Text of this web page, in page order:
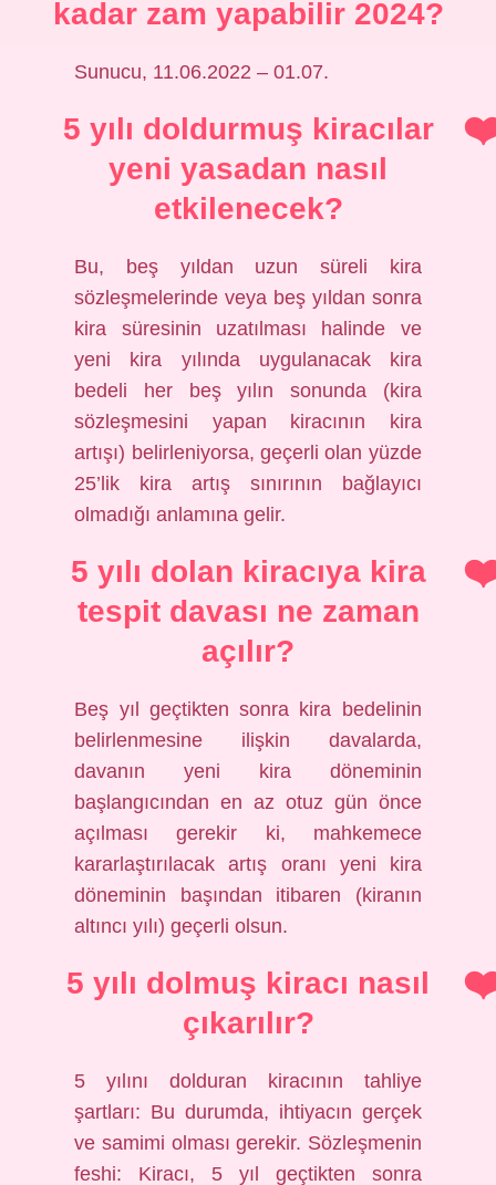
kadar zam yapabilir 2024?
Sunucu, 11.06.2022 – 01.07.
5 yılı doldurmuş kiracılar
yeni yasadan nasıl
etkilenecek?
Bu, beş yıldan uzun süreli kira
sözleşmelerinde veya beş yıldan sonra
kira süresinin uzatılması halinde ve
yeni kira yılında uygulanacak kira
bedeli her beş yılın sonunda (kira
sözleşmesini yapan kiracının kira
artışı) belirleniyorsa, geçerli olan yüzde
25’lik kira artış sınırının bağlayıcı
olmadığı anlamına gelir.
5 yılı dolan kiracıya kira
tespit davası ne zaman
açılır?
Beş yıl geçtikten sonra kira bedelinin
belirlenmesine ilişkin davalarda,
davanın yeni kira döneminin
başlangıcından en az otuz gün önce
açılması gerekir ki, mahkemece
kararlaştırılacak artış oranı yeni kira
döneminin başından itibaren (kiranın
altıncı yılı) geçerli olsun.
5 yılı dolmuş kiracı nasıl
çıkarılır?
5 yılını dolduran kiracının tahliye
şartları: Bu durumda, ihtiyacın gerçek
ve samimi olması gerekir. Sözleşmenin
feshi: Kiracı, 5 yıl geçtikten sonra